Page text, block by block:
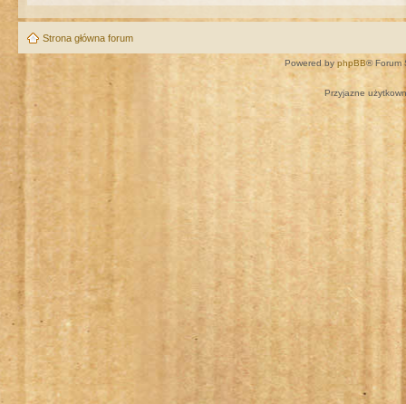
Strona główna forum
Powered by phpBB® Forum
Przyjazne